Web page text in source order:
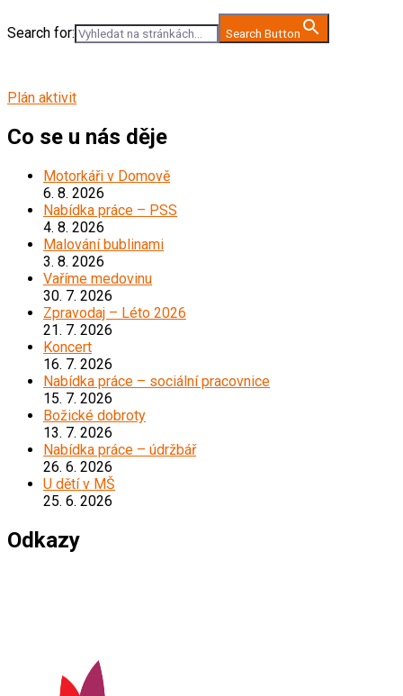
Search for: Search Button
Plán aktivit
Co se u nás děje
Motorkáři v Domově
6. 8. 2026
Nabídka práce – PSS
4. 8. 2026
Malování bublinami
3. 8. 2026
Vaříme medovinu
30. 7. 2026
Zpravodaj – Léto 2026
21. 7. 2026
Koncert
16. 7. 2026
Nabídka práce – sociální pracovnice
15. 7. 2026
Božické dobroty
13. 7. 2026
Nabídka práce – údržbář
26. 6. 2026
U dětí v MŠ
25. 6. 2026
Odkazy